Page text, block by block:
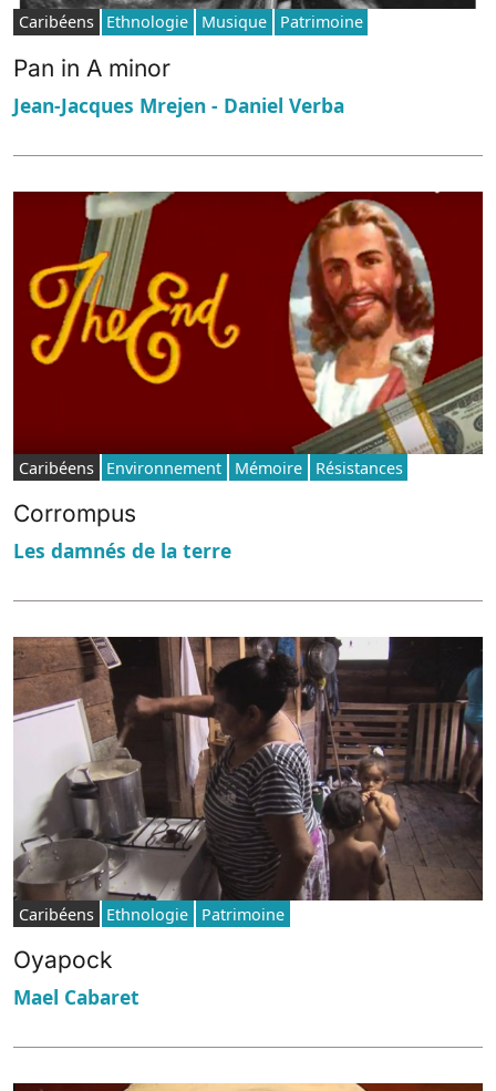
Caribéens Ethnologie Musique Patrimoine
Pan in A minor
Jean-Jacques Mrejen - Daniel Verba
Caribéens Environnement Mémoire Résistances
Corrompus
Les damnés de la terre
Caribéens Ethnologie Patrimoine
Oyapock
Mael Cabaret